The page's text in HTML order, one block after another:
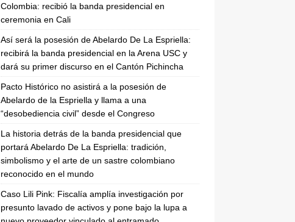
Colombia: recibió la banda presidencial en
ceremonia en Cali
Así será la posesión de Abelardo De La Espriella:
recibirá la banda presidencial en la Arena USC y
dará su primer discurso en el Cantón Pichincha
Pacto Histórico no asistirá a la posesión de
Abelardo de la Espriella y llama a una
“desobediencia civil” desde el Congreso
La historia detrás de la banda presidencial que
portará Abelardo De La Espriella: tradición,
simbolismo y el arte de un sastre colombiano
reconocido en el mundo
Caso Lili Pink: Fiscalía amplía investigación por
presunto lavado de activos y pone bajo la lupa a